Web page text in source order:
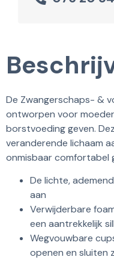
De Zwangerschaps- &
ontworpen voor
borstvoeding geven.
veranderende lichaam
onmisbaar comfortabel
De lichte,
aan
Verwijderbare
een aantrekkelijk
Wegvouwbare
openen en sluiten